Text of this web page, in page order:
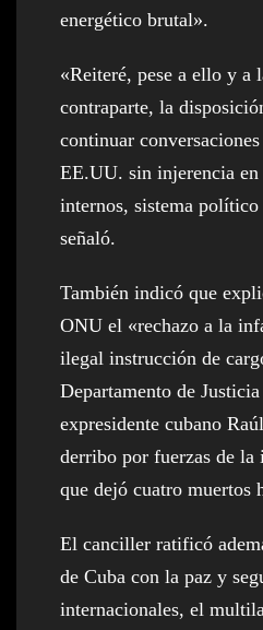
energético brutal».
«Reiteré, pese a ello y a
contraparte, la
continuar
EE.UU. sin injerencia en
internos, sistema
señaló.
También indicó que
ONU el «rechazo a la
ilegal instrucción de
Departamento de
expresidente cubano
derribo por fuerzas de la
que dejó cuatro muertos
El canciller ratificó
de Cuba con la paz y
internacionales, el